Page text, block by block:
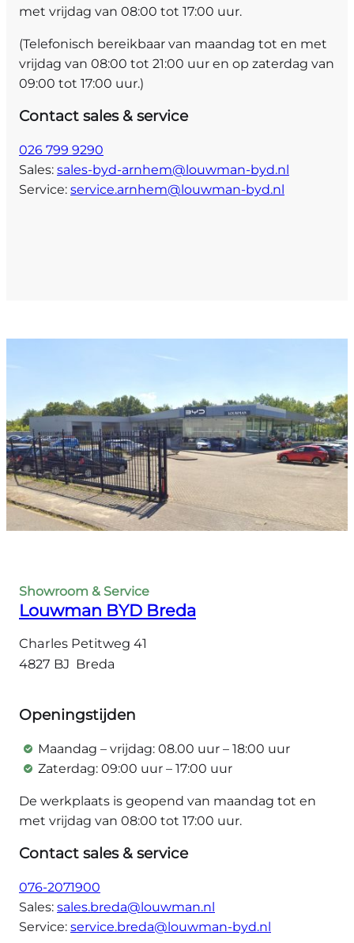
met vrijdag van 08:00 tot 17:00 uur.
(Telefonisch bereikbaar van maandag tot en met
vrijdag van 08:00 tot 21:00 uur en op zaterdag van
09:00 tot 17:00 uur.)
Contact sales & service
026 799 9290
Sales: sales-byd-arnhem@louwman-byd.nl
Service: service.arnhem@louwman-byd.nl
Showroom & Service
Louwman BYD Breda
Charles Petitweg 41
4827 BJ Breda
Openingstijden
Maandag – vrijdag: 08.00 uur – 18:00 uur
Zaterdag: 09:00 uur – 17:00 uur
De werkplaats is geopend van maandag tot en
met vrijdag van 08:00 tot 17:00 uur.
Contact sales & service
076-2071900
Sales: sales.breda@louwman.nl
Service: service.breda@louwman-byd.nl